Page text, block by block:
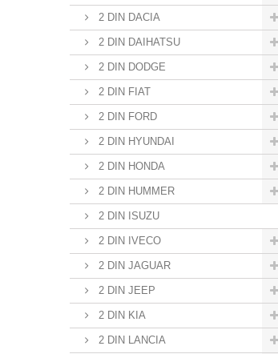
2 DIN DACIA
2 DIN DAIHATSU
2 DIN DODGE
2 DIN FIAT
2 DIN FORD
2 DIN HYUNDAI
2 DIN HONDA
2 DIN HUMMER
2 DIN ISUZU
2 DIN IVECO
2 DIN JAGUAR
2 DIN JEEP
2 DIN KIA
2 DIN LANCIA